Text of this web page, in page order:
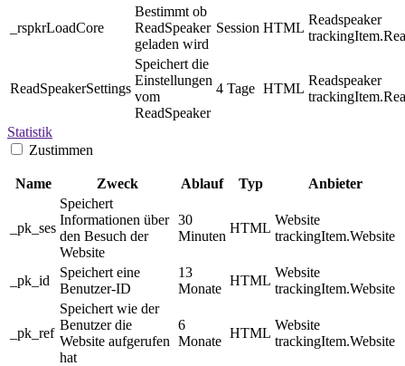
_rspkrLoadCore
Bestimmt ob
ReadSpeaker
geladen wird
Session HTML
Readspeaker
ReadSpeakerSettings
Speichert die
Einstellungen
vom
ReadSpeaker
4 Tage HTML
Readspeaker
Statistik
Zustimmen
Name Zweck Ablauf Typ Anbieter
_pk_ses
Speichert
Informationen über
den Besuch der
Website
30
Minuten
HTML
Website
trackingItem.Website
_pk_id
Speichert eine
Benutzer-ID
13
Monate
HTML
Website
trackingItem.Website
_pk_ref
Speichert wie der
Benutzer die
Website aufgerufen
hat
6
Monate
HTML
Website
trackingItem.Website